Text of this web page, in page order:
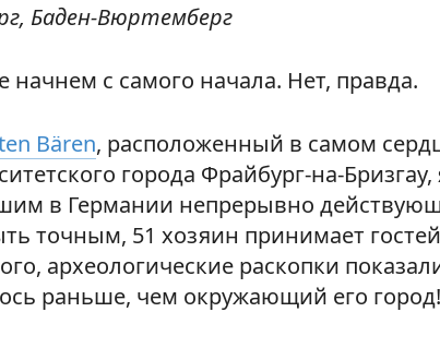
Баден-Вюртемберг
начнем с самого начала. Нет, правда.
Bären, расположенный в самом
города Фрайбург-на-Бризгау,
в Германии непрерывно
точным, 51 хозяин принимает гостей
археологические раскопки
раньше, чем окружающий его город!